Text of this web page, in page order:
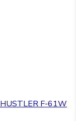
HUSTLER F-61W